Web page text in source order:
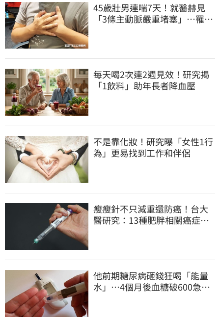
45歲壯男連喘7天！就醫赫見
「3條主動脈嚴重堵塞」…罹冠
每天喝2次連2週見效！研究揭
「1飲料」助年長者降血壓
不是靠化妝！研究曝「女性1行
為」更易找到工作和伴侶
瘦瘦針不只減重還防癌！台大
醫研究：13種肥胖相關癌症風
他前期糖尿病砸錢狂喝「能量
水」⋯4個月後血糖破600急